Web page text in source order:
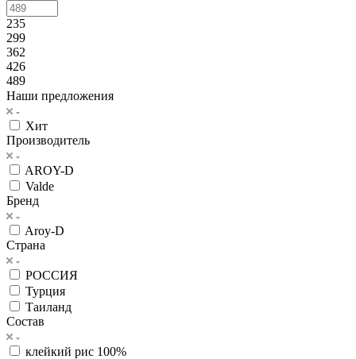
235
299
362
426
489
Наши предложения
Хит
Производитель
AROY-D
Valde
Бренд
Aroy-D
Страна
РОССИЯ
Турция
Таиланд
Состав
клейкий рис 100%